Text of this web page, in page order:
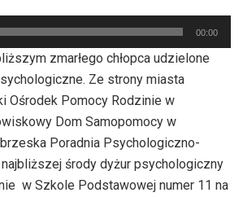
00:00
zmarłego chłopca udzielone
Ze strony miasta
Ośrodek Pomocy Rodzinie w
Dom Samopomocy w
Poradnia Psychologiczno-
środy dyżur psychologiczny
w Szkole Podstawowej numer 11 na